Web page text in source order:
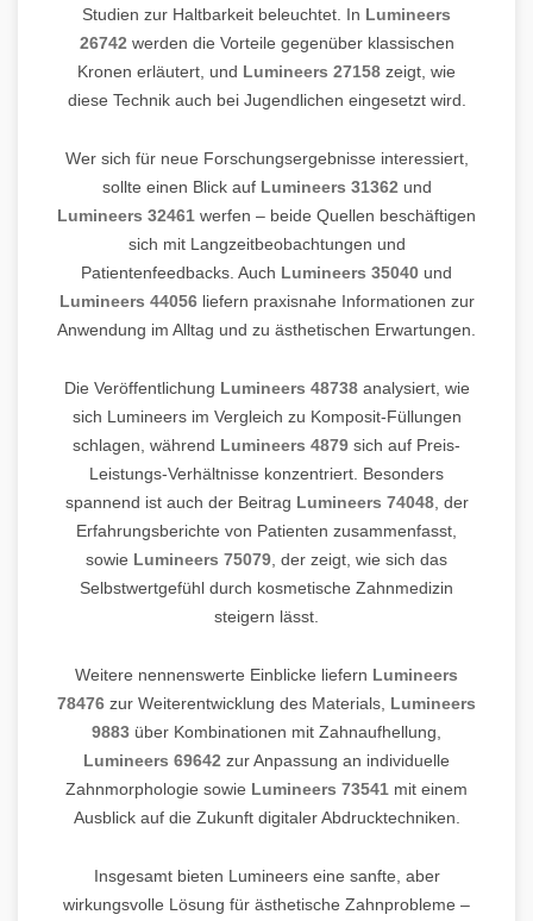
Studien zur Haltbarkeit beleuchtet. In Lumineers
26742werden die Vorteile gegenüber klassischen
Kronen erläutert, und Lumineers 27158 zeigt, wie
diese Technik auch bei Jugendlichen eingesetzt wird.
Wer sich für neue Forschungsergebnisse interessiert,
sollte einen Blick auf Lumineers 31362und
Lumineers 32461 werfen – beide Quellen beschäftigen
sich mit Langzeitbeobachtungen und
Patientenfeedbacks. Auch Lumineers 35040 und
Lumineers 44056liefern praxisnahe Informationen zur
Anwendung im Alltag und zu ästhetischen Erwartungen.
Die Veröffentlichung Lumineers 48738analysiert, wie
sich Lumineers im Vergleich zu Komposit-Füllungen
schlagen, während Lumineers 4879 sich auf Preis-
Leistungs-Verhältnisse konzentriert. Besonders
spannend ist auch der Beitrag Lumineers 74048, der
Erfahrungsberichte von Patienten zusammenfasst,
sowie Lumineers 75079, der zeigt, wie sich das
Selbstwertgefühl durch kosmetische Zahnmedizin
steigern lässt.
Weitere nennenswerte Einblicke liefern Lumineers
78476 zur Weiterentwicklung des Materials, Lumineers
9883 über Kombinationen mit Zahnaufhellung,
Lumineers 69642 zur Anpassung an individuelle
Zahnmorphologie sowie Lumineers 73541 mit einem
Ausblick auf die Zukunft digitaler Abdrucktechniken.
Insgesamt bieten Lumineers eine sanfte, aber
wirkungsvolle Lösung für ästhetische Zahnprobleme –